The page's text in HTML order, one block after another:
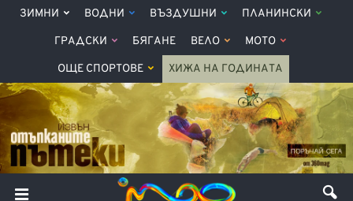
ЗИМНИ ВОДНИ ВЪЗДУШНИ ПЛАНИНСКИ
ГРАДСКИ БЯГАНЕ ВЕЛО МОТО
ОЩЕ СПОРТОВЕ ХИЖА НА ГОДИНАТА